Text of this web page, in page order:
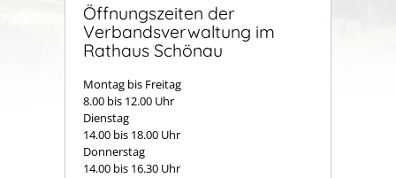
Öffnungszeiten der
Verbandsverwaltung im
Rathaus Schönau
Montag bis Freitag
8.00 bis 12.00 Uhr
Dienstag
14.00 bis 18.00 Uhr
Donnerstag
14.00 bis 16.30 Uhr